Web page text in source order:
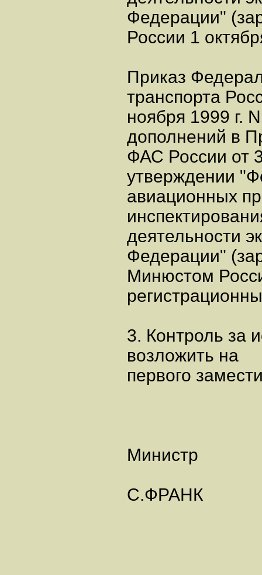
Федерации"
России 1
Приказ
транспорта
ноября 1999 г.
дополнений в
ФАС России от
утверждении
авиационных
деятельности
Федерации"
Минюстом
3. Контроль за
возложить на
первого
Министр
С.ФРАНК